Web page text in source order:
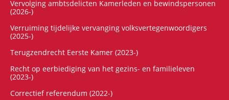
Vervolging ambtsdelicten Kamerleden en bewindspersonen
(2026-)
Verruiming tijdelijke vervanging volksvertegenwoordigers
(2025-)
Terugzendrecht Eerste Kamer (2023-)
Recht op eerbiediging van het gezins- en familieleven
(2023-)
Correctief referendum (2022-)